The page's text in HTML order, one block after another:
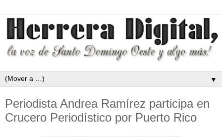
▼
Periodista Andrea Ramírez participa en
Crucero Periodístico por Puerto Rico